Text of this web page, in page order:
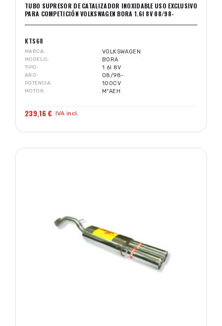
TUBO SUPRESOR DE CATALIZADOR INOXIDABLE USO EXCLUSIVO
PARA COMPETICIÓN VOLKSWAGEN BORA 1.6I 8V 08/98-
KTS68
MARCA VOLKSWAGEN
MODELO BORA
TIPO 1.6I 8V
AÑO 08/98-
POTENCIA 100CV
MOTOR MºAEH
239,16 € IVA incl.